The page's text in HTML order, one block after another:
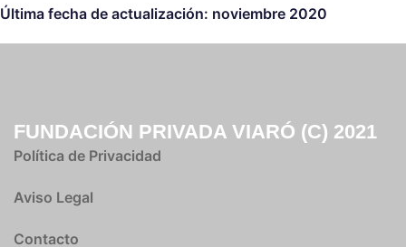
Última fecha de actualización: noviembre 2020
FUNDACIÓN PRIVADA VIARÓ (C) 2021
Política de Privacidad
Aviso Legal
Contacto